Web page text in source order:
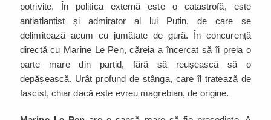
potrivite. În politica externă este o catastrofă, este
antiatlantist și admirator al lui Putin, de care se
delimitează acum cu jumătate de gură. În concurență
directă cu Marine Le Pen, căreia a încercat să îi preia o
parte mare din partid, fără să reușească să o
depășească. Urât profund de stânga, care îl tratează de
fascist, chiar dacă este evreu magrebian, de origine.